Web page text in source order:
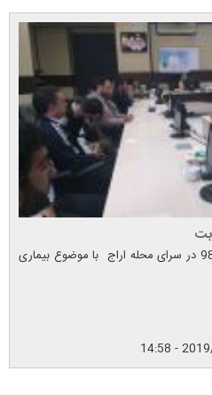
برنامه آموزشی در تاریخ 22 آبان 98 در سرای محله اراج با موضوع بیماری
2019/